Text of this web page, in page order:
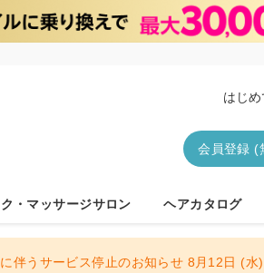
はじ
会員登録 (
ク・マッサージサロン ヘアカタログ
伴うサービス停止のお知らせ 8月12日 (